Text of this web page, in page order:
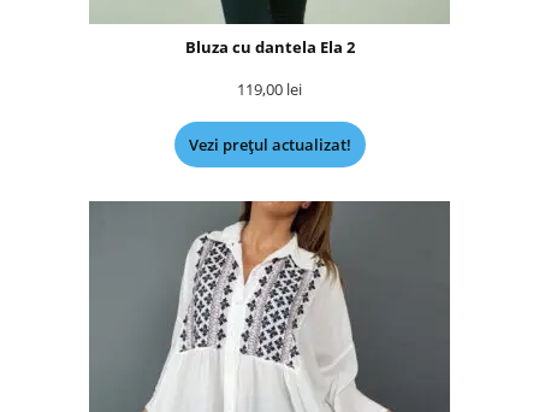
Bluza cu dantela Ela 2
119,00 lei
Vezi prețul actualizat!